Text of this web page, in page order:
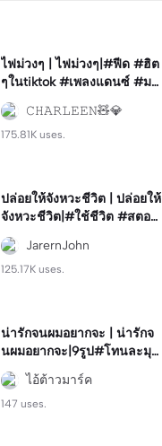
ไฟม่วงๆ | ไฟม่วงๆ|#ฟีด #ฮิต
ๆในtiktok #เพลงแดนซ์ #มา
แรง #viral
𝙲𝙷𝙰𝚁𝙻𝙴𝙴𝙽🧸💎
175.81K uses.
ปล่อยให้จังหวะชีวิต | ปล่อยให้
จังหวะชีวิต|#ใช้ชีวิต #สตอรี่
🧸🌷 #ชีวิตจริง#คำคม #เทร
นของวันนี้JarernJohn
125.17K uses.
น่ารักจนผมอยากจะ | น่ารักจ
นผมอยากจะ|9รูป#โทนละมุน
#ฟีด#ต้องใช้ละ#เพลงฮิต#ไ
อ้ต้าวมาร์ค
ไอ้ต้าวมาร์ค
147 uses.